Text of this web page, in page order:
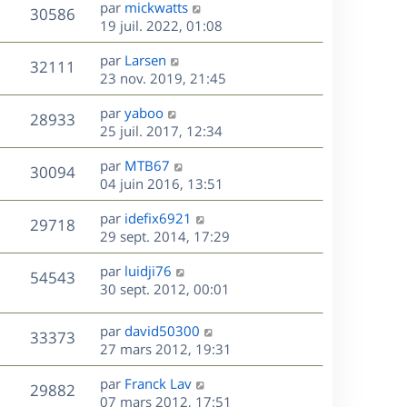
e
n
i
e
r
m
e
s
s
a
g
e
30586V
u
s
D
e
r
n
i
e
r
m
e
s
s
a
g
e
par mickwatts
19 juil. 2022, 01:08
32111
u
e
D
e
r
n
i
e
r
m
e
s
s
a
g
e
par Larsen
23 nov. 2019, 21:45
28933V
u
s
D
e
r
n
i
e
r
m
e
s
s
a
g
e
par yaboo
25 juil. 2017, 12:34
30094V
u
e
s
D
e
r
n
i
e
r
m
e
s
s
a
g
e
par MTB67
04 juin 2016, 13:51
29718V
u
e
D
e
r
n
i
e
r
m
e
s
s
par idefix6921
29 sept. 2014, 17:29
54543V
u
e
D
e
n
i
e
r
m
par luidji76
30 sept. 2012, 00:01
33373V
u
e
D
e
r
n
i
par david50300
27 mars 2012, 19:31
29882V
D
e
par Franck Lav
07 mars 2012, 17:51